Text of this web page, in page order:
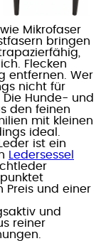
Mikrofaser
bringen
Flecken
entfernen. Wer
nicht für
Hunde- und
den feinen
mit kleinen
ideal.
Leder ist ein
Ledersessel
Preis und einer
und
reiner